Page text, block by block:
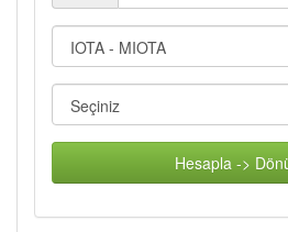
Hesapla ->